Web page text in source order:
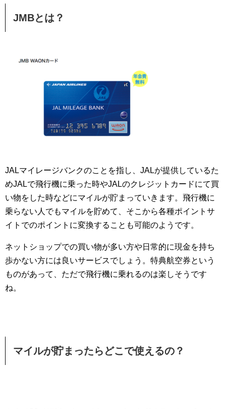
JMBとは？
JALマイレージバンクのことを指し、JALが提供しているた
めJALで飛行機に乗った時やJALのクレジットカードにて買
い物をした時などにマイルが貯まっていきます。飛行機に
乗らない人でもマイルを貯めて、そこから各種ポイントサ
イトでのポイントに変換することも可能のようです。
ネットショップでの買い物が多い方や日常的に現金を持ち
歩かない方には良いサービスでしょう。特典航空券という
ものがあって、ただで飛行機に乗れるのは楽しそうです
ね。
マイルが貯まったらどこで使えるの？